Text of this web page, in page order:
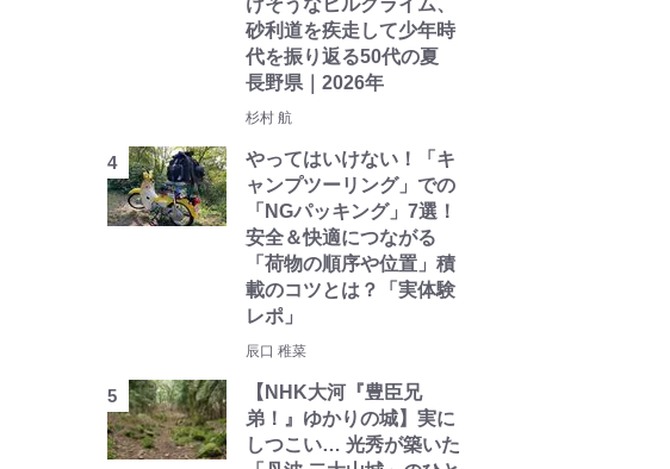
けそうなヒルクライム、
砂利道を疾走して少年時
代を振り返る50代の夏
長野県｜2026年
杉村 航
やってはいけない！「キ
ャンプツーリング」での
「NGパッキング」7選！
安全＆快適につながる
「荷物の順序や位置」積
載のコツとは？「実体験
レポ」
辰口 稚菜
【NHK大河『豊臣兄
弟！』ゆかりの城】実に
しつこい… 光秀が築いた